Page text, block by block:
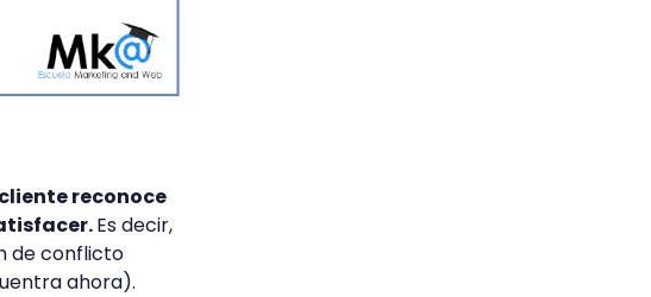
reconoce
Es decir,
de conflicto
ahora).